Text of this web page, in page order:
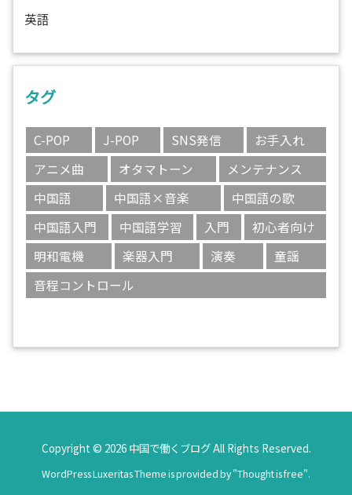
英語
タグ
C-POP J-POP SNS発信
お手入れ
アニメ曲
オタマトーン
メンテナンス
中国語
中国語×音楽
中国語の歌
中国語入門
中国語学習 入門
初心者向け
明和電機
楽器入門 演奏
童謡
音程コントロール
Copyright © 2026 中国で働くブログAll Rights Reserved.
WordPress Luxeritas Theme is provided by "Thought is free".